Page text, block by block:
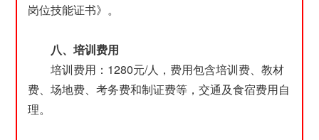
岗位技能证书》。
八、培训费用
培训费用：1280元/人，费用包含培训费、教材
费、场地费、考务费和制证费等，交通及食宿费用自
理。